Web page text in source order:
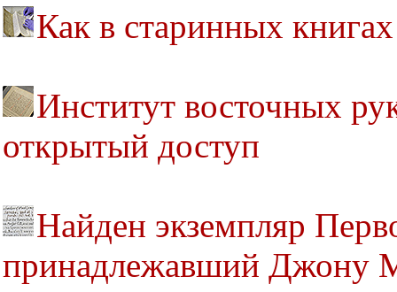
Как в старинных
Институт восточных
открытый доступ
Найден экземпляр
принадлежавший Джону